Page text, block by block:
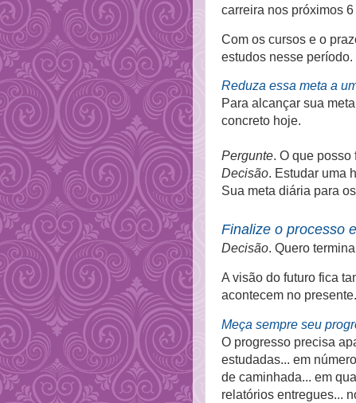
carreira nos próximos
Com os cursos e o
estudos nesse período.
Reduza essa meta a
Para alcançar sua
concreto hoje.
Pergunte. O que posso
Decisão. Estudar uma
Sua meta diária para
Finalize o processo
Decisão. Quero
A visão do futuro fica
acontecem no presente.
Meça sempre seu
O progresso precisa
estudadas... em
de caminhada... em
relatórios entregues...